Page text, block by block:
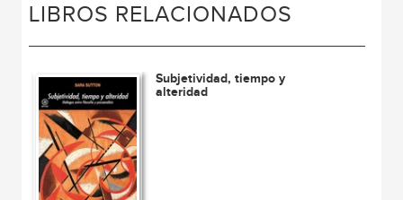
LIBROS RELACIONADOS
Subjetividad, tiempo y
alteridad